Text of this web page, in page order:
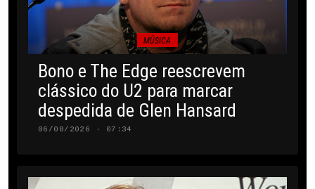
MÚSICA
Bono e The Edge reescrevem
clássico do U2 para marcar
despedida de Glen Hansard
06/08/2026 · 07:34